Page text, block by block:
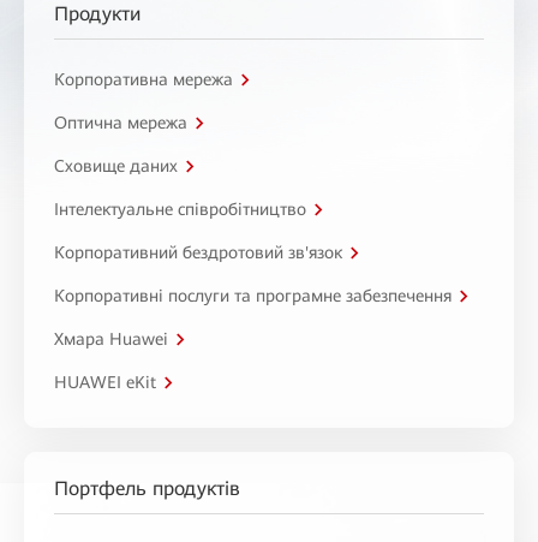
Продукти
Корпоративна мережа
Оптична мережа
Сховище даних
Інтелектуальне співробітництво
Корпоративний бездротовий зв'язок
Корпоративні послуги та програмне забезпечення
Хмара Huawei
HUAWEI eKit
Портфель продуктів